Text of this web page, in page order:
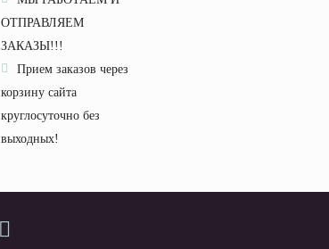
ОТПРАВЛЯЕМ
ЗАКАЗЫ!!!
Прием заказов через
корзину сайта
круглосуточно без
выходных!